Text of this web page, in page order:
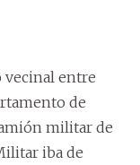
vecinal entre
de
militar de
iba de